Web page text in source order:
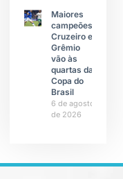
Maiores
campeões,
Cruzeiro e
Grêmio
vão às
quartas da
Copa do
Brasil
6 de agosto
de 2026